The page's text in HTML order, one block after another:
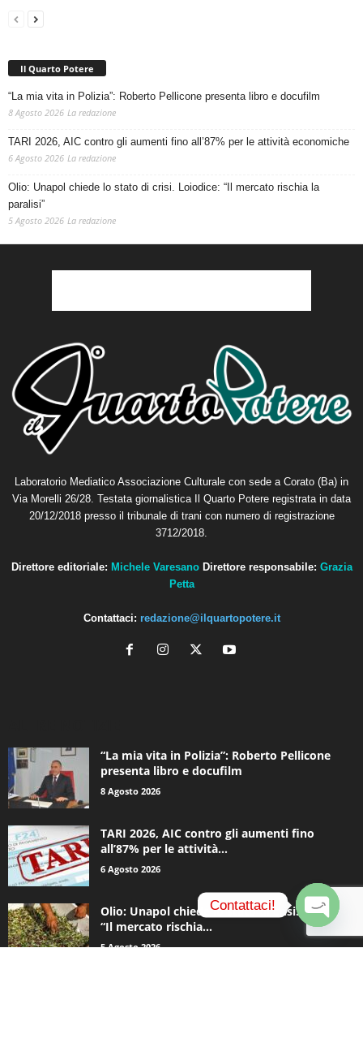
Il Quarto Potere
“La mia vita in Polizia”: Roberto Pellicone presenta libro e docufilm
8 Agosto 2026 La redazione
TARI 2026, AIC contro gli aumenti fino all’87% per le attività economiche
6 Agosto 2026 La redazione
Olio: Unapol chiede lo stato di crisi. Loiodice: “Il mercato rischia la
paralisi”
5 Agosto 2026 La redazione
Laboratorio Mediatico Associazione Culturale con sede a Corato (Ba) in
Via Morelli 26/28. Testata giornalistica Il Quarto Potere registrata in data
20/12/2018 presso il tribunale di trani con numero di registrazione
3712/2018.
Direttore editoriale: Michele Varesano Direttore responsabile: Grazia
Petta
Contattaci: redazione@ilquartopotere.it
“La mia vita in Polizia”: Roberto Pellicone
presenta libro e docufilm
8 Agosto 2026
TARI 2026, AIC contro gli aumenti fino
all’87% per le attività...
6 Agosto 2026
Olio: Unapol chiede lo stato di crisi. Loiodice:
“Il mercato rischia...
5 Agosto 2026
Contattaci!
O